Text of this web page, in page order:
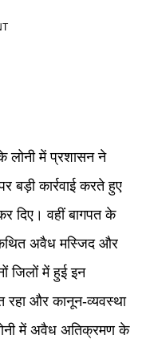
के लोनी में प्रशासन ने
कार्रवाई करते हुए
दिए। वहीं बागपत के
कथित अवैध मस्जिद और
जिलों में हुई इन
रहा और कानून-व्यवस्था
में अवैध अतिक्रमण के